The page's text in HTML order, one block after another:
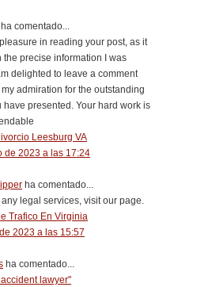
comentado...
pleasure in reading your post, as it
the precise information I was
delighted to leave a comment
admiration for the outstanding
have presented. Your hard work is
Leesburg VA
de 2023 a las 17:24
ha comentado...
any legal services, visit our page.
Trafico En Virginia
2023 a las 15:57
ha comentado...
lawyer"